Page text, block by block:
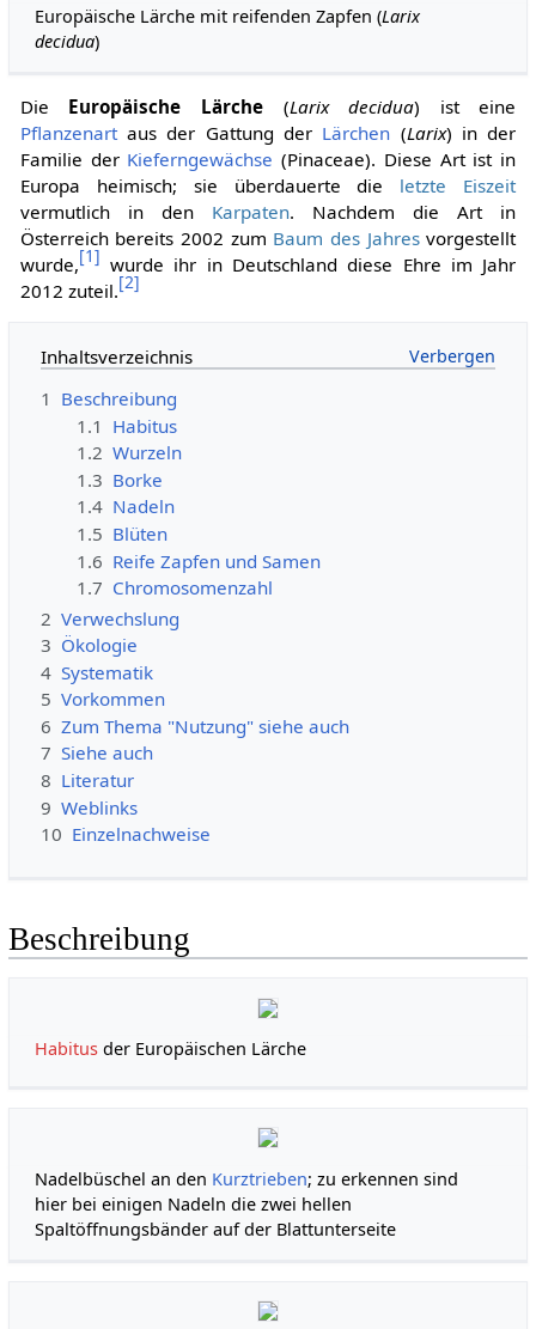
Europäische Lärche mit reifenden Zapfen (Larix
decidua)
Die Europäische Lärche(Larix decidua) ist eine
Pflanzenartaus der Gattung der Lärchen (Larix) in der
Familie der Kieferngewächse (Pinaceae). Diese Art ist in
Europa heimisch; sie überdauerte die letzte Eiszeit
vermutlich in den Karpaten. Nachdem die Art in
Österreich bereits 2002 zum Baum des Jahresvorgestellt
wurde,[1] wurde ihr in Deutschland diese Ehre im Jahr
2012 zuteil.[2]
Inhaltsverzeichnis
1 Beschreibung
1.1 Habitus
1.2 Wurzeln
1.3 Borke
1.4 Nadeln
1.5 Blüten
1.6 Reife Zapfen und Samen
1.7 Chromosomenzahl
2 Verwechslung
3 Ökologie
4 Systematik
5 Vorkommen
6 Zum Thema "Nutzung" siehe auch
7 Siehe auch
8 Literatur
9 Weblinks
10 Einzelnachweise
Beschreibung
Habitus der Europäischen Lärche
Nadelbüschel an den Kurztrieben; zu erkennen sind
hier bei einigen Nadeln die zwei hellen
Spaltöffnungsbänder auf der Blattunterseite